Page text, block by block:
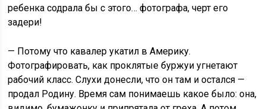
ребенка содрала бы с этого… фотографа, черт его
задери!
— Потому что кавалер укатил в Америку.
Фотографировать, как проклятые буржуи угнетают
рабочий класс. Слухи донесли, что он там и остался —
продал Родину. Время сам понимаешь какое было: она,